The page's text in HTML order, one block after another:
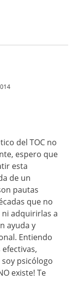
del TOC no
espero que
esta
de un
pautas
que no
adquirirlas a
ayuda y
Entiendo
psicólogo
existe! Te